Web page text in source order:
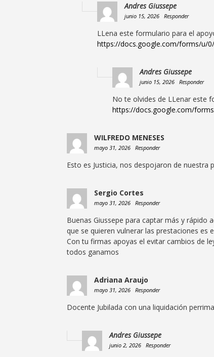
Andres Giussepe
junio 15, 2026 Responder
LLena este formulario para el
https://docs.google.com/forms/u/0/
Andres Giussepe
junio 15, 2026 Responder
No te olvides de LLenar este
https://docs.google.com/forms/
WILFREDO MENESES
mayo 31, 2026 Responder
Esto es Justicia, nos despojaron de nuestra
Sergio Cortes
mayo 31, 2026 Responder
Buenas Giussepe para captar más y
que se quieren vulnerar las prestaciones es
Con tu firmas apoyas el evitar cambios de
todos ganamos
Adriana Araujo
mayo 31, 2026 Responder
Docente Jubilada con una liquidación
Andres Giussepe
junio 2, 2026 Responder